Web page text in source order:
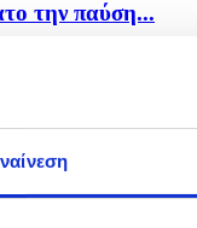
την παύση...